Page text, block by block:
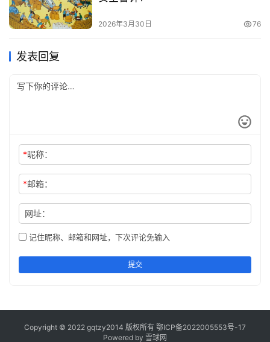
2026年3月30日 76
发表回复
*昵称：
*邮箱：
网址：
记住昵称、邮箱和网址，下次评论免输入
提交
Copyright © 2022 gqtzy2014 版权所有 鄂ICP备2022005553号-17
Powered by 雪球网